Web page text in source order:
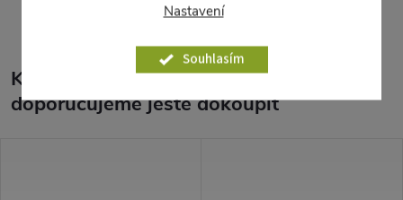
Nastavení
Souhlasím
K tomuto produktu
doporučujeme ještě dokoupit